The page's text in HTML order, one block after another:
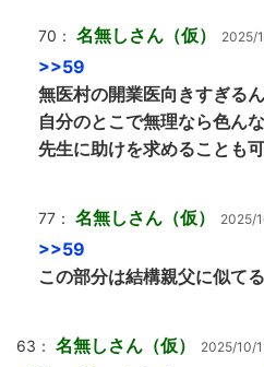
70： 名無しさん（仮） 2025/
>>59
無医村の開業医向きすぎる
自分のとこで無理なら色ん
先生に助けを求めることも
77： 名無しさん（仮） 2025/
>>59
この部分は結構親父に似てる
63： 名無しさん（仮） 2025/10/